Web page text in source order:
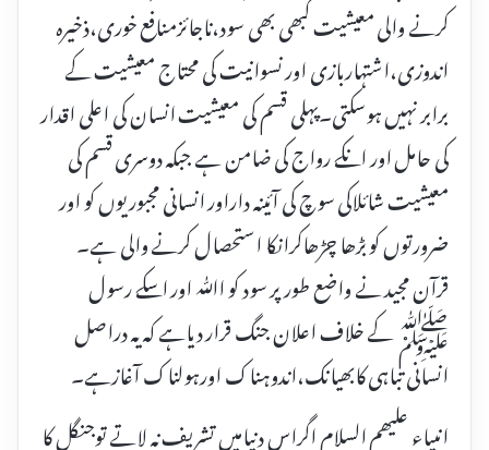
کرنے والی معیشیت کبھی بھی سود،ناجائزمنافع خوری،ذخیرہ
اندوزی،اشتہاربازی اور نسوانیت کی محتاج معیشیت کے
برابر نہیں ہوسکتی۔پہلی قسم کی معیشیت انسان کی اعلی اقدار
کی حامل اور انکے رواج کی ضامن ہے جبکہ دوسری قسم کی
معیشیت شائلاکی سوچ کی آئینہ داراور انسانی مجبوریوں کو اور
ضرورتوں کو بڑھا چڑھاکرانکا استحصال کرنے والی ہے۔
قرآن مجید نے واضع طور پر سود کو اﷲ اور اسکے رسول
ﷺ کے خلاف اعلان جنگ قرار دیاہے کہ یہ دراصل
انسانی تباہی کابھیانک،اندوہناک اورہولناک آغازہے۔
انبیاء علیھم السلام اگراس دنیامیں تشریف نہ لاتے توجنگل کا